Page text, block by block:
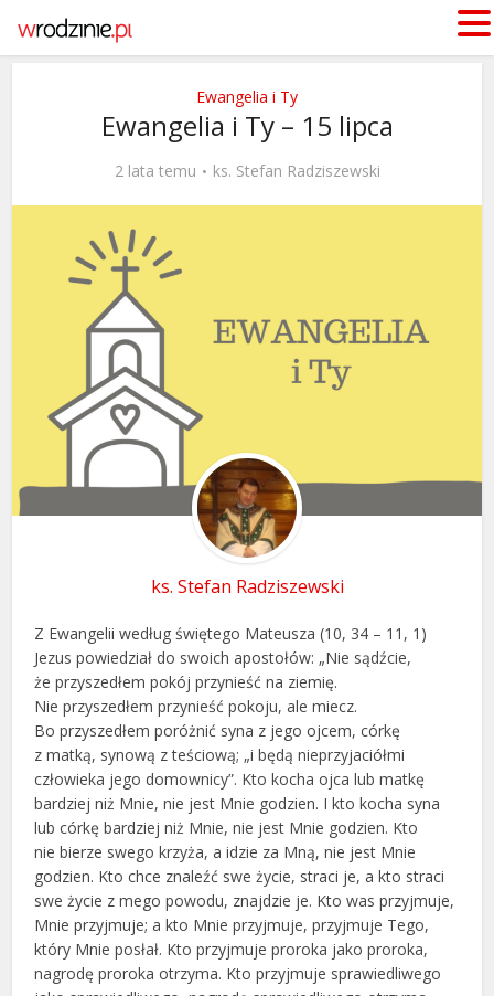
Ewangelia i Ty
Ewangelia i Ty – 15 lipca
2 lata temu ks. Stefan Radziszewski
ks. Stefan Radziszewski
Z Ewangelii według świętego Mateusza (10, 34 – 11, 1)
Jezus powiedział do swoich apostołów: „Nie sądźcie,
że przyszedłem pokój przynieść na ziemię.
Nie przyszedłem przynieść pokoju, ale miecz.
Bo przyszedłem poróżnić syna z jego ojcem, córkę
z matką, synową z teściową; „i będą nieprzyjaciółmi
człowieka jego domownicy”. Kto kocha ojca lub matkę
bardziej niż Mnie, nie jest Mnie godzien. I kto kocha syna
lub córkę bardziej niż Mnie, nie jest Mnie godzien. Kto
nie bierze swego krzyża, a idzie za Mną, nie jest Mnie
godzien. Kto chce znaleźć swe życie, straci je, a kto straci
swe życie z mego powodu, znajdzie je. Kto was przyjmuje,
Mnie przyjmuje; a kto Mnie przyjmuje, przyjmuje Tego,
który Mnie posłał. Kto przyjmuje proroka jako proroka,
nagrodę proroka otrzyma. Kto przyjmuje sprawiedliwego